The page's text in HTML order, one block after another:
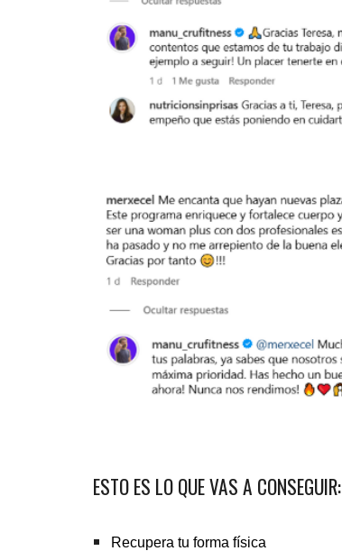
ESTO ES LO QUE VAS A CONSEGUIR:
Recupera tu forma física